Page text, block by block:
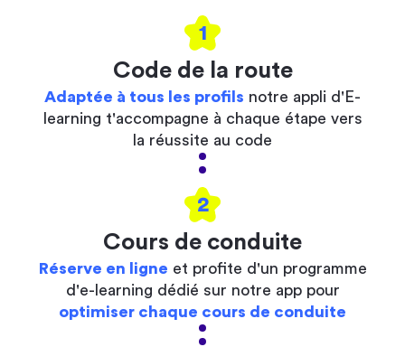
1
Code de la route
Adaptée à tous les profils notre appli d'E-
learning t'accompagne à chaque étape vers
la réussite au code
2
Cours de conduite
Réserve en ligne et profite d'un programme
d'e-learning dédié sur notre app pour
optimiser chaque cours de conduite